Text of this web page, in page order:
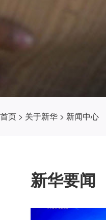
首页 > 关于新华 > 新闻中心
新华要闻